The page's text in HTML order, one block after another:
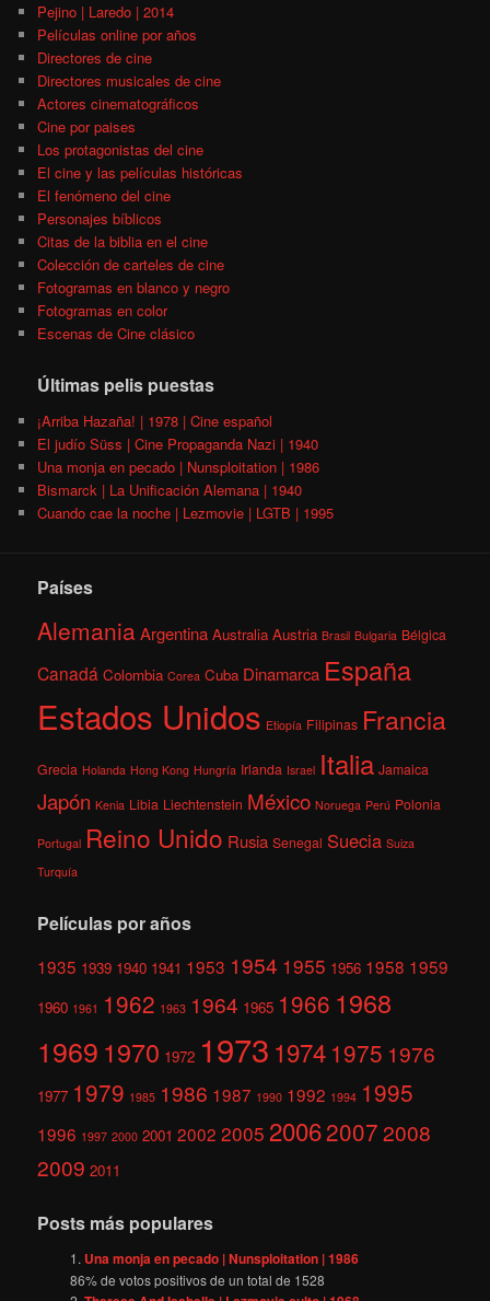
Pejino | Laredo | 2014
Películas online por años
Directores de cine
Directores musicales de cine
Actores cinematográficos
Cine por paises
Los protagonistas del cine
El cine y las películas históricas
El fenómeno del cine
Personajes bíblicos
Citas de la biblia en el cine
Colección de carteles de cine
Fotogramas en blanco y negro
Fotogramas en color
Escenas de Cine clásico
Últimas pelis puestas
¡Arriba Hazaña! | 1978 | Cine español
El judío Süss | Cine Propaganda Nazi | 1940
Una monja en pecado | Nunsploitation | 1986
Bismarck | La Unificación Alemana | 1940
Cuando cae la noche | Lezmovie | LGTB | 1995
Países
AlemaniaArgentina Australia Austria Brasil Bulgaria Bélgica
Canadá Colombia Corea Cuba Dinamarca España
Estados Unidos Etiopía Filipinas Francia
Grecia Holanda Hong Kong Hungría Irlanda Israel Italia Jamaica
Japón Kenia Libia Liechtenstein México Noruega Perú Polonia
Portugal Reino Unido Rusia Senegal Suecia Suiza
Turquía
Películas por años
1935 1939 1940 1941 1953 1954 1955 1956 1958 1959
1960 1961 1962 1963 1964 1965 1966 1968
1969 1970 1972 1973 1974 1975 1976
1977 1979 1985 1986 1987 1990 1992 1994 1995
1996 1997 2000 2001 2002 2005 200620072008
2009 2011
Posts más populares
Una monja en pecado | Nunsploitation | 1986
86% de votos positivos de un total de 1528